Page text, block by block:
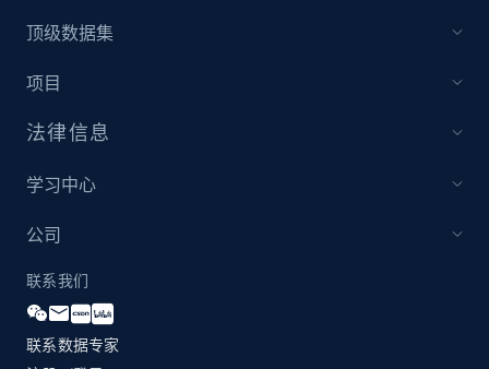
Category id, Product id, Product name, Price,
Currency, Colour code, Colour, Description, and
more.
Zara - Products - discovery by category url
Category id, Product id, Product name, Price,
顶级数据集
项目
法律信息
学习中心
公司
联系我们
联系数据专家